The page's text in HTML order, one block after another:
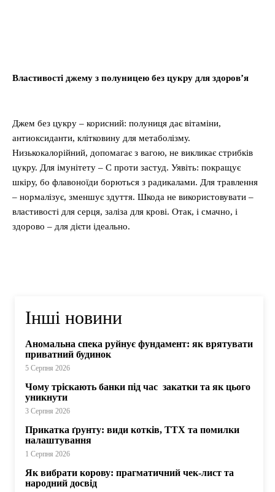
Властивості джему з полуницею без цукру для здоров’я
Джем без цукру – корисний: полуниця дає вітаміни,
антиоксиданти, клітковину для метаболізму.
Низькокалорійний, допомагає з вагою, не викликає стрибків
цукру. Для імунітету – C проти застуд. Уявіть: покращує
шкіру, бо флавоноїди борються з радикалами. Для травлення
– нормалізує, зменшує здуття. Шкода не використовувати –
властивості для серця, заліза для крові. Отак, і смачно, і
здорово – для дієти ідеально.
Інші новини
Аномальна спека руйнує фундамент: як врятувати
приватний будинок
5 Серпня 2026
Чому тріскають банки під час закатки та як цього
уникнути
3 Серпня 2026
Прикатка ґрунту: види котків, ТТХ та помилки
налаштування
1 Серпня 2026
Як вибрати корову: прагматичний чек-лист та
народний досвід